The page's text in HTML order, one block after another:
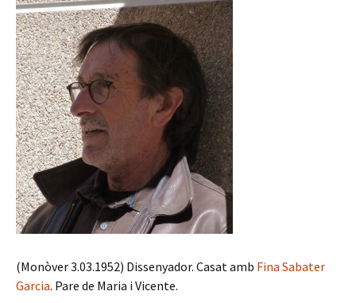
(Monòver 3.03.1952) Dissenyador. Casat amb Fina Sabater
Garcia. Pare de Maria i Vicente.